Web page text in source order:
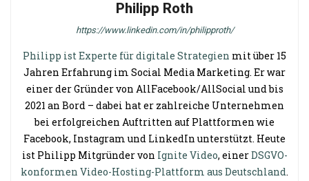
Philipp Roth
https://www.linkedin.com/in/philipproth/
Philipp ist Experte für digitale Strategien mit über 15
Jahren Erfahrung im Social Media Marketing. Er war
einer der Gründer von AllFacebook/AllSocial und bis
2021 an Bord – dabei hat er zahlreiche Unternehmen
bei erfolgreichen Auftritten auf Plattformen wie
Facebook, Instagram und LinkedIn unterstützt. Heute
ist Philipp Mitgründer von Ignite Video, einerDSGVO-
konformen Video-Hosting-Plattform aus Deutschland.